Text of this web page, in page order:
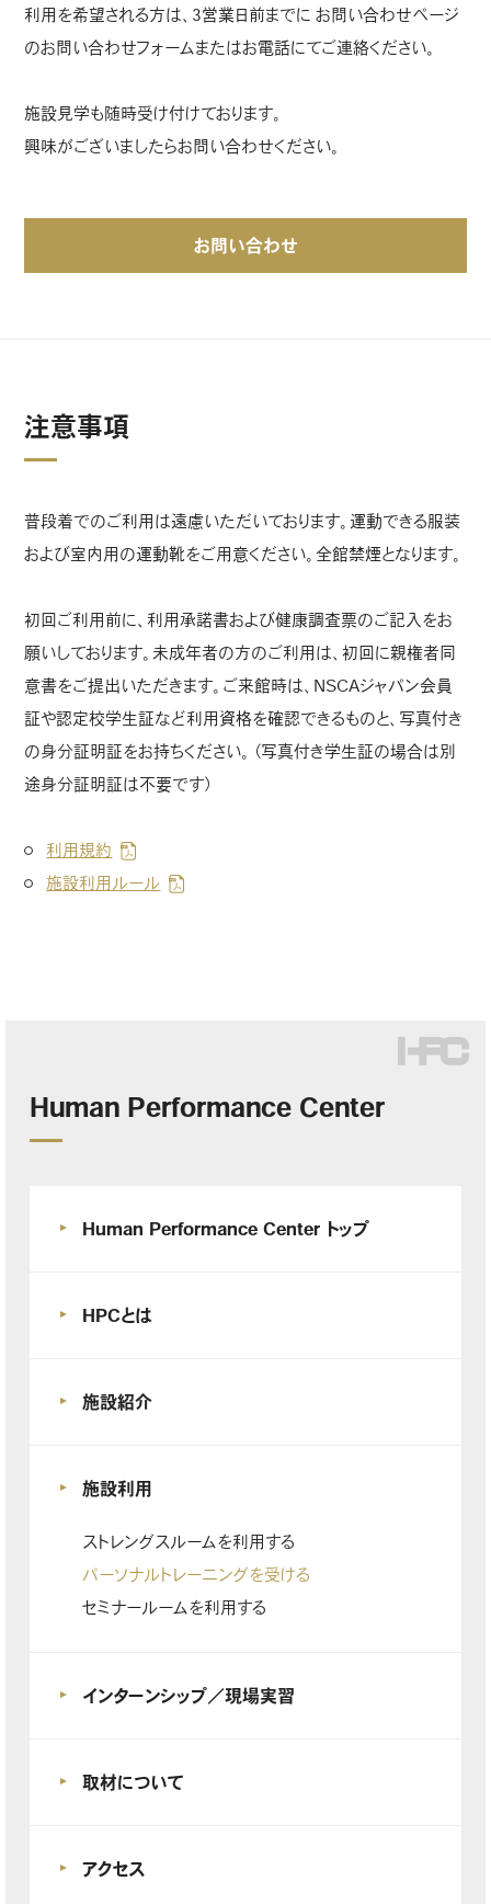
利用を希望される方は、3営業日前までに お問い合わせページ
のお問い合わせフォームまたはお電話にてご連絡ください。
施設見学も随時受け付けております。
興味がございましたらお問い合わせください。
お問い合わせ
注意事項
普段着でのご利用は遠慮いただいております。運動できる服装
および室内用の運動靴をご用意ください。全館禁煙となります。
初回ご利用前に、利用承諾書および健康調査票のご記入をお
願いしております。未成年者の方のご利用は、初回に親権者同
意書をご提出いただきます。ご来館時は、NSCAジャパン会員
証や認定校学生証など利用資格を確認できるものと、写真付き
の身分証明証をお持ちください。（写真付き学生証の場合は別
途身分証明証は不要です）
利用規約
施設利用ルール
Human Performance Center
Human Performance Center トップ
HPCとは
施設紹介
施設利用
ストレングスルームを利用する
パーソナルトレーニングを受ける
セミナールームを利用する
インターンシップ／現場実習
取材について
アクセス